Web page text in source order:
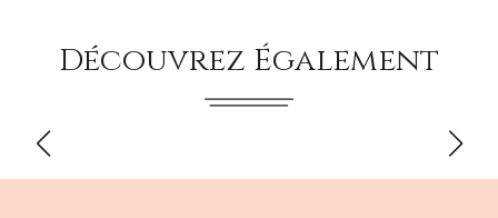
Découvrez Également